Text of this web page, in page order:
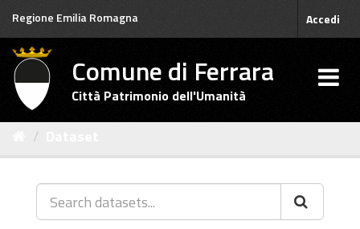
Salta
contenuto
Regione Emilia Romagna Accedi
Comune di Ferrara
Città Patrimonio dell'Umanità